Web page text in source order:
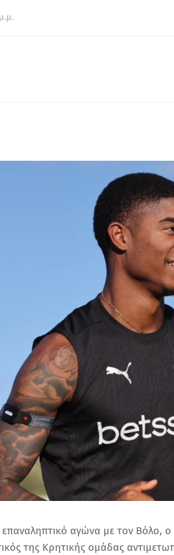
αγώνα με τον Βόλο,
της Κρητικής ομάδας